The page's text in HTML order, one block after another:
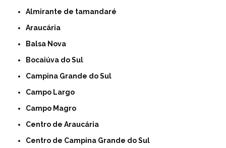
Almirante de tamandaré
Araucária
Balsa Nova
Bocaiúva do Sul
Campina Grande do Sul
Campo Largo
Campo Magro
Centro de Araucária
Centro de Campina Grande do Sul